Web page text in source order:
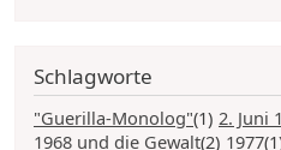
Schlagworte
"Guerilla-Monolog"(1) 2. Juni
1968 und die Gewalt(2) 1977